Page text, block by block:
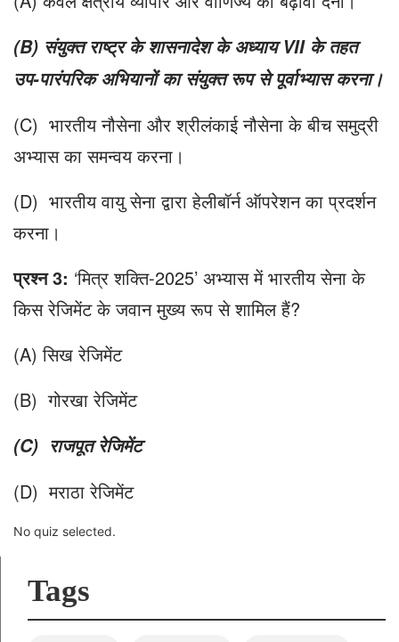
(B) संयुक्त राष्ट्र के शासनादेश के अध्यायVII के तहत
उप-पारंपरिक अभियानोंका संयुक्त रूप से पूर्वाभ्यास करना।
(C) भारतीय नौसेना और श्रीलंकाई नौसेना के बीच समुद्री
अभ्यास का समन्वय करना।
(D) भारतीय वायु सेना द्वारा हेलीबॉर्न ऑपरेशन का प्रदर्शन
करना।
प्रश्न 3: ‘मित्र शक्ति-2025’ अभ्यास में भारतीय सेना के
किस रेजिमेंट के जवान मुख्य रूप से शामिल हैं?
(A) सिख रेजिमेंट
(B) गोरखा रेजिमेंट
(C) राजपूत रेजिमेंट
(D) मराठा रेजिमेंट
No quiz selected.
Tags